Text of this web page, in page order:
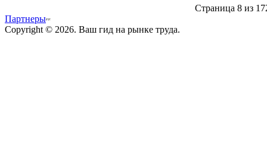
Страница 8 из
Партнеры
Copyright © 2026. Ваш гид на рынке труда.